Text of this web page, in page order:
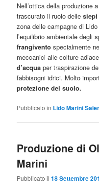
Nell’ottica della produzione
trascurato il ruolo dellesiepi
zona delle campagne di
l’equilibrio ambientale degli
frangiventospecialmente
meccanici alle colture
d’acqua per traspirazione
fabbisogni idrici. Molto
protezione del suolo.
Pubblicato in Lido Marini
Produzione di
Marini
Pubblicato il18 Settembre